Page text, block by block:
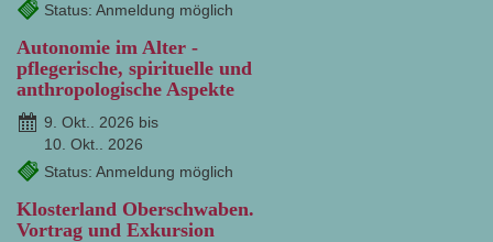
Status: Anmeldung möglich
Autonomie im Alter -
pflegerische, spirituelle und
anthropologische Aspekte
9. Okt.. 2026 bis
10. Okt.. 2026
Status: Anmeldung möglich
Klosterland Oberschwaben.
Vortrag und Exkursion